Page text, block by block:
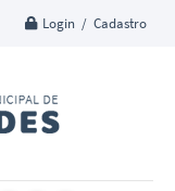
Login / Cadastro